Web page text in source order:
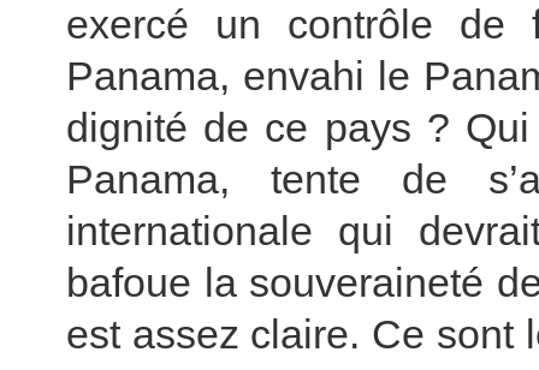
exercé un contrôle de
Panama, envahi le
dignité de ce pays ?
Panama, tente de
internationale qui
bafoue la souveraineté
est assez claire. Ce sont